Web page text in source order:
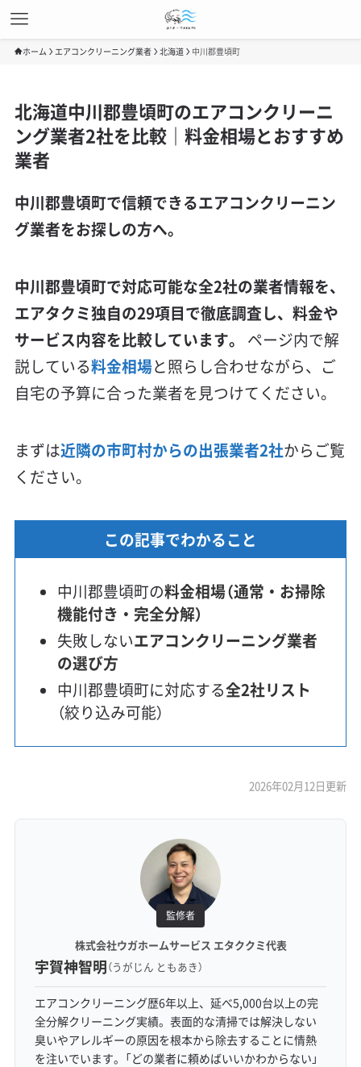
ホーム エアコンクリーニング業者 北海道 中川郡豊頃町
北海道中川郡豊頃町のエアコンクリーニ
ング業者2社を比較｜料金相場とおすすめ
業者
中川郡豊頃町で信頼できるエアコンクリーニン
グ業者をお探しの方へ。
中川郡豊頃町で対応可能な全2社の業者情報を、
エアタクミ独自の29項目で徹底調査し、料金や
サービス内容を比較しています。
ページ内で解
説している料金相場と照らし合わせながら、ご
自宅の予算に合った業者を見つけてください。
まずは近隣の市町村からの出張業者2社からご覧
ください。
この記事でわかること
中川郡豊頃町の料金相場（通常・お掃除
機能付き・完全分解）
失敗しないエアコンクリーニング業者
の選び方
中川郡豊頃町に対応する全2社リスト
（絞り込み可能）
2026年02月12日更新
監修者
株式会社ウガホームサービス エタククミ代表
宇賀神智明（うがじん ともあき）
エアコンクリーニング歴6年以上、延べ5,000台以上の完
全分解クリーニング実績。表面的な清掃では解決しない
臭いやアレルギーの原因を根本から除去することに情熱
を注いでいます。「どの業者に頼めばいいかわからない」